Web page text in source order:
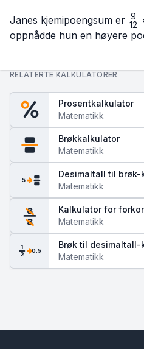
Janes kjemipoengsum er 12
9
oppnådde hun en høyere
RELATERTE KALKULATORER
Prosentkalkulator
Matematikk
Brøkkalkulator
Matematikk
.5
Desimaltall til
Matematikk
6
8
Kalkulator for
Matematikk
1
2 0.5
Brøk til desimaltall-
Matematikk